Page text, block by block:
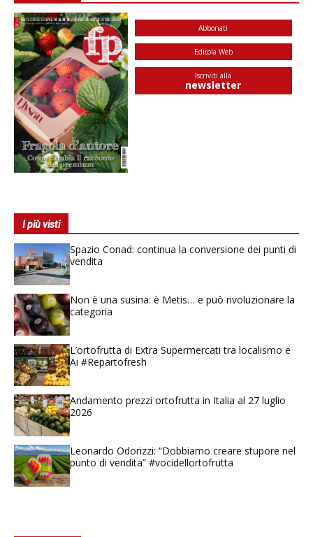
Abbonati
Edicola Web
Iscriviti alla
newsletter
I più visti
Spazio Conad: continua la conversione dei punti di
vendita
Non è una susina: è Metis… e può rivoluzionare la
categoria
L’ortofrutta di Extra Supermercati tra localismo e
Ai #Repartofresh
Andamento prezzi ortofrutta in Italia al 27 luglio
2026
Leonardo Odorizzi: “Dobbiamo creare stupore nel
punto di vendita” #vocidellortofrutta